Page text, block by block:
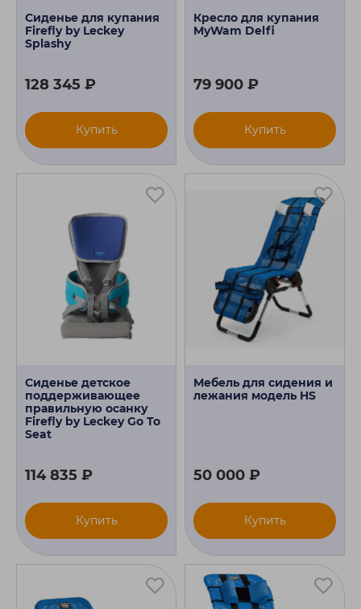
Сиденье для купания
Firefly by Leckey
Splashy
128 345 ₽
Купить
Кресло для купания
MyWam Delfi
79 900 ₽
Купить
Сиденье детское
поддерживающее
правильную осанку
Firefly by Leckey Go To
Seat
114 835 ₽
Купить
Мебель для сидения и
лежания модель HS
50 000 ₽
Купить